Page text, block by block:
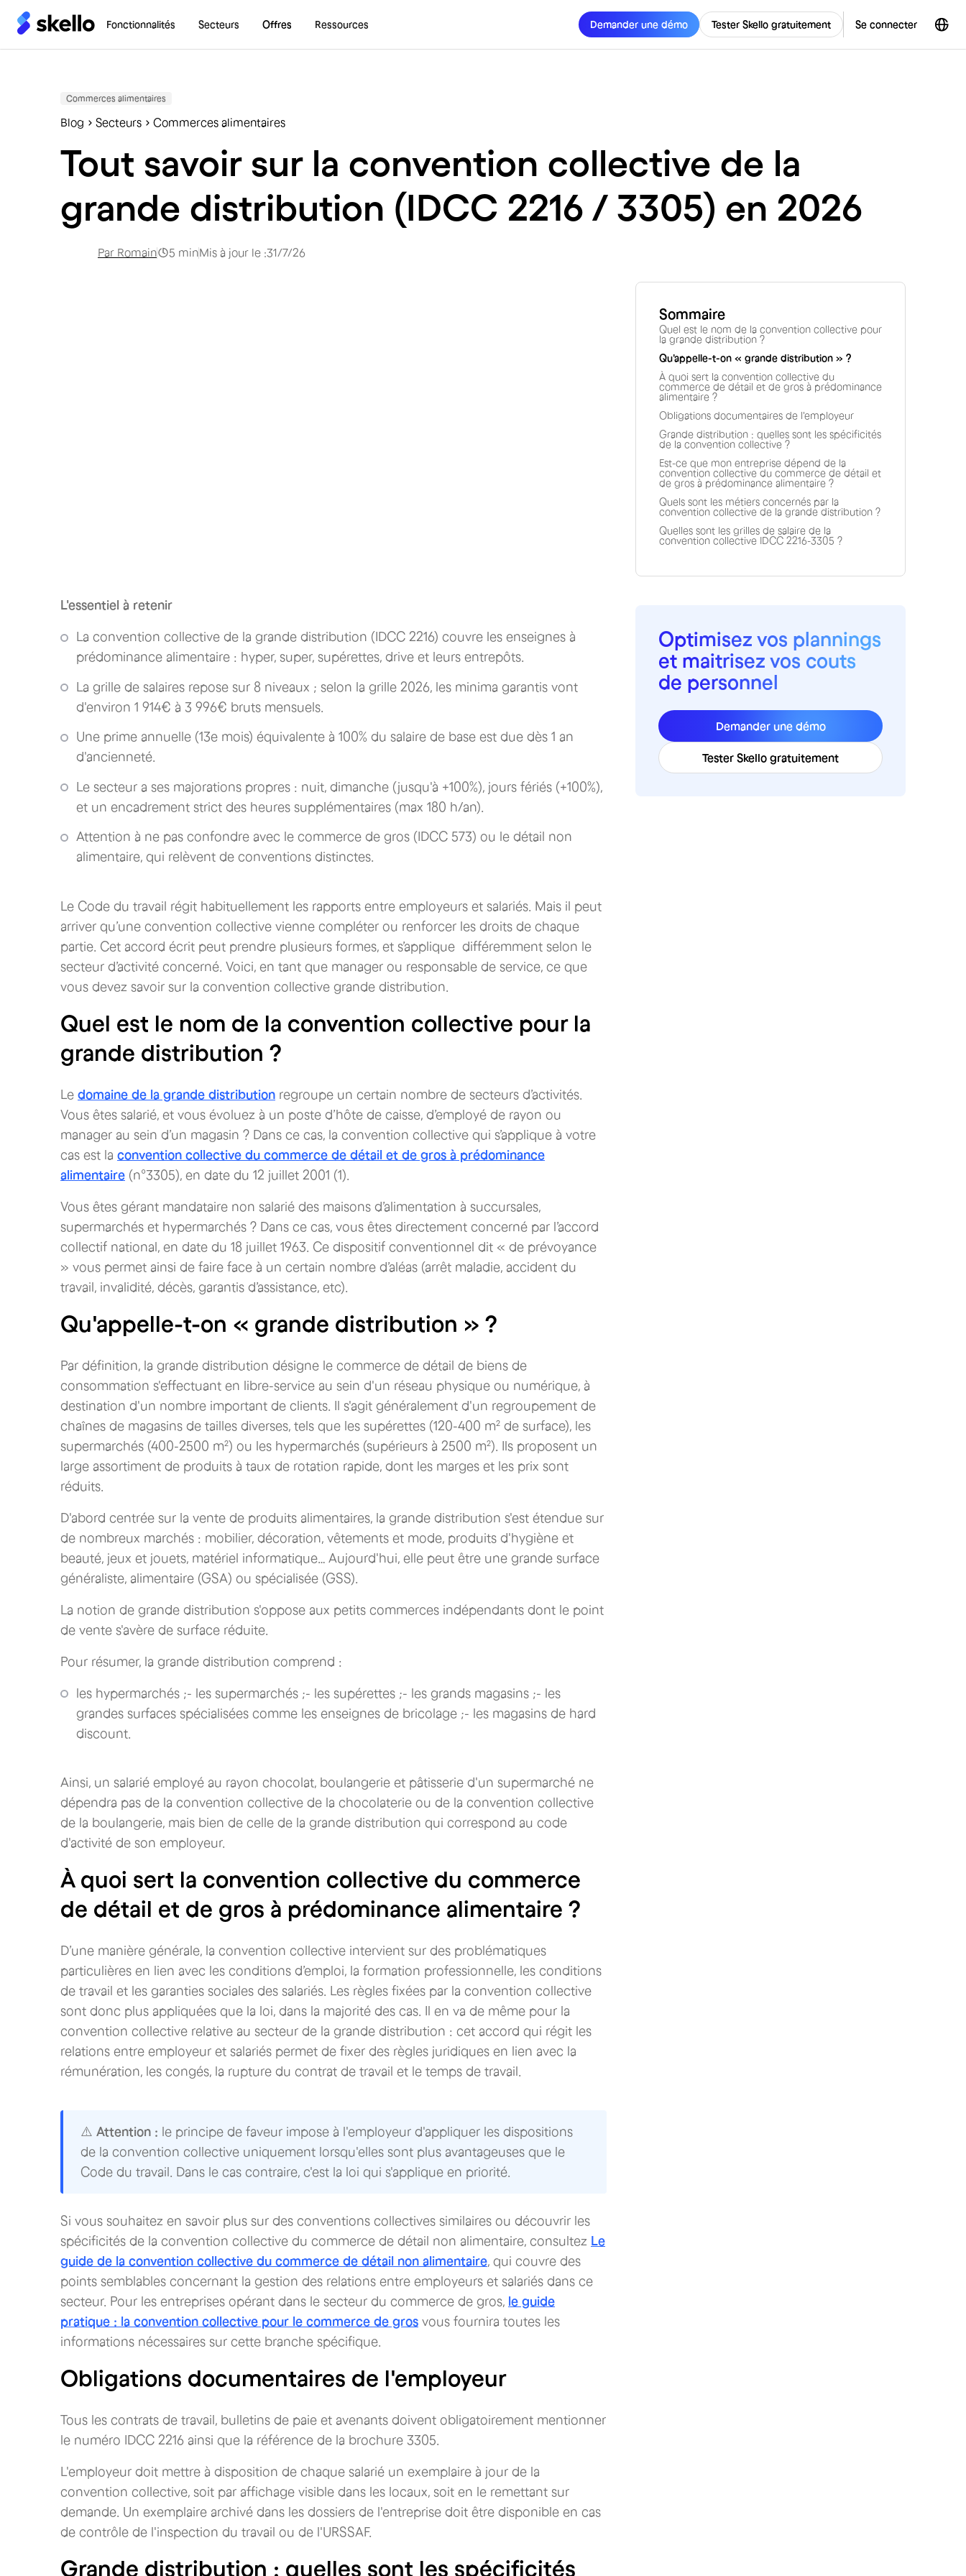
Fonctionnalités Secteurs Offres Ressources Demander une démo Tester Skello gratuitement Se connecter
Commerces alimentaires
Blog Secteurs Commerces alimentaires
Tout savoir sur la convention collective de la
grande distribution (IDCC 2216 / 3305) en 2026
Par Romain 5 minMis à jour le :31/7/26
L'essentiel à retenir
La convention collective de la grande distribution (IDCC 2216) couvre les enseignes à
prédominance alimentaire : hyper, super, supérettes, drive et leurs entrepôts.
La grille de salaires repose sur 8 niveaux ; selon la grille 2026, les minima garantis vont
d'environ 1 914€ à 3 996€ bruts mensuels.
Une prime annuelle (13e mois) équivalente à 100% du salaire de base est due dès 1 an
d'ancienneté.
Le secteur a ses majorations propres : nuit, dimanche (jusqu'à +100%), jours fériés (+100%),
et un encadrement strict des heures supplémentaires (max 180 h/an).
Attention à ne pas confondre avec le commerce de gros (IDCC 573) ou le détail non
alimentaire, qui relèvent de conventions distinctes.
Le Code du travail régit habituellement les rapports entre employeurs et salariés. Mais il peut
arriver qu’une convention collective vienne compléter ou renforcer les droits de chaque
partie. Cet accord écrit peut prendre plusieurs formes, et s’applique différemment selon le
secteur d’activité concerné. Voici, en tant que manager ou responsable de service, ce que
vous devez savoir sur la convention collective grande distribution.
Quel est le nom de la convention collective pour la
grande distribution ?
Le domaine de la grande distribution regroupe un certain nombre de secteurs d’activités.
Vous êtes salarié, et vous évoluez à un poste d’hôte de caisse, d’employé de rayon ou
manager au sein d’un magasin ? Dans ce cas, la convention collective qui s’applique à votre
cas est la convention collective du commerce de détail et de gros à prédominance
alimentaire (n°3305), en date du 12 juillet 2001 (1).
Vous êtes gérant mandataire non salarié des maisons d’alimentation à succursales,
supermarchés et hypermarchés ? Dans ce cas, vous êtes directement concerné par l’accord
collectif national, en date du 18 juillet 1963. Ce dispositif conventionnel dit « de prévoyance
» vous permet ainsi de faire face à un certain nombre d’aléas (arrêt maladie, accident du
travail, invalidité, décès, garantis d’assistance, etc).
Qu'appelle-t-on « grande distribution » ?
Par définition, la grande distribution désigne le commerce de détail de biens de
consommation s'effectuant en libre-service au sein d'un réseau physique ou numérique, à
destination d'un nombre important de clients. Il s'agit généralement d'un regroupement de
chaînes de magasins de tailles diverses, tels que les supérettes (120-400 m² de surface), les
supermarchés (400-2500 m²) ou les hypermarchés (supérieurs à 2500 m²). Ils proposent un
large assortiment de produits à taux de rotation rapide, dont les marges et les prix sont
réduits.
D'abord centrée sur la vente de produits alimentaires, la grande distribution s'est étendue sur
de nombreux marchés : mobilier, décoration, vêtements et mode, produits d'hygiène et
beauté, jeux et jouets, matériel informatique… Aujourd'hui, elle peut être une grande surface
généraliste, alimentaire (GSA) ou spécialisée (GSS).
La notion de grande distribution s'oppose aux petits commerces indépendants dont le point
de vente s'avère de surface réduite.
Pour résumer, la grande distribution comprend :
les hypermarchés ;- les supermarchés ;- les supérettes ;- les grands magasins ;- les
grandes surfaces spécialisées comme les enseignes de bricolage ;- les magasins de hard
discount.
Ainsi, un salarié employé au rayon chocolat, boulangerie et pâtisserie d'un supermarché ne
dépendra pas de la convention collective de la chocolaterie ou de la convention collective
de la boulangerie, mais bien de celle de la grande distribution qui correspond au code
d'activité de son employeur.‍
À quoi sert la convention collective du commerce
de détail et de gros à prédominance alimentaire ?
D’une manière générale, la convention collective intervient sur des problématiques
particulières en lien avec les conditions d’emploi, la formation professionnelle, les conditions
de travail et les garanties sociales des salariés. Les règles fixées par la convention collective
sont donc plus appliquées que la loi, dans la majorité des cas. Il en va de même pour la
convention collective relative au secteur de la grande distribution : cet accord qui régit les
relations entre employeur et salariés permet de fixer des règles juridiques en lien avec la
rémunération, les congés, la rupture du contrat de travail et le temps de travail.‍
⚠️ Attention : le principe de faveur impose à l'employeur d'appliquer les dispositions
de la convention collective uniquement lorsqu'elles sont plus avantageuses que le
Code du travail. Dans le cas contraire, c'est la loi qui s'applique en priorité.
Si vous souhaitez en savoir plus sur des conventions collectives similaires ou découvrir les
spécificités de la convention collective du commerce de détail non alimentaire, consultez Le
guide de la convention collective du commerce de détail non alimentaire, qui couvre des
points semblables concernant la gestion des relations entre employeurs et salariés dans ce
secteur. Pour les entreprises opérant dans le secteur du commerce de gros, le guide
pratique : la convention collective pour le commerce de gros vous fournira toutes les
informations nécessaires sur cette branche spécifique.
Obligations documentaires de l'employeur
Tous les contrats de travail, bulletins de paie et avenants doivent obligatoirement mentionner
le numéro IDCC 2216 ainsi que la référence de la brochure 3305.
L'employeur doit mettre à disposition de chaque salarié un exemplaire à jour de la
convention collective, soit par affichage visible dans les locaux, soit en le remettant sur
demande. Un exemplaire archivé dans les dossiers de l'entreprise doit être disponible en cas
de contrôle de l'inspection du travail ou de l'URSSAF.
Grande distribution : quelles sont les spécificités
Sommaire
Quel est le nom de la convention collective pour
la grande distribution ?
Qu'appelle-t-on « grande distribution » ?
À quoi sert la convention collective du
commerce de détail et de gros à prédominance
alimentaire ?
Obligations documentaires de l'employeur
Grande distribution : quelles sont les spécificités
de la convention collective ?
Est-ce que mon entreprise dépend de la
convention collective du commerce de détail et
de gros à prédominance alimentaire ?
Quels sont les métiers concernés par la
convention collective de la grande distribution ?
Quelles sont les grilles de salaire de la
convention collective IDCC 2216-3305 ?
Optimisez vos plannings
et maitrisez vos couts
de personnel
Demander une démo
Tester Skello gratuitement